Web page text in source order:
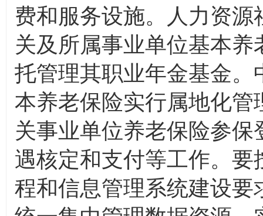
费和服务设施。人力资
关及所属事业单位基本
托管理其职业年金基金
本养老保险实行属地化
关事业单位养老保险参
遇核定和支付等工作。
程和信息管理系统建设